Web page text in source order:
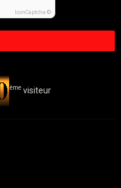
IconCaptcha ©
ème visiteur